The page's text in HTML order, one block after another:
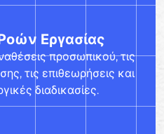
Εργασίας
προσωπικού, τις
τις επιθεωρήσεις και
διαδικασίες.